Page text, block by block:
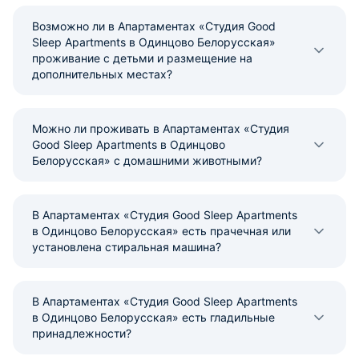
Возможно ли в Апартаментах «Студия Good
Sleep Apartments в Одинцово Белорусская»
проживание с детьми и размещение на
дополнительных местах?
Можно ли проживать в Апартаментах «Студия
Good Sleep Apartments в Одинцово
Белорусская» с домашними животными?
В Апартаментах «Студия Good Sleep Apartments
в Одинцово Белорусская» есть прачечная или
установлена стиральная машина?
В Апартаментах «Студия Good Sleep Apartments
в Одинцово Белорусская» есть гладильные
принадлежности?